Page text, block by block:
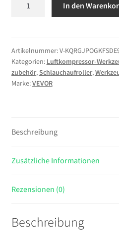
m
x
3/8
Zoll
20
Automatische
mit
Zuleitung,
In den
Artikelnummer:V-
Kategorien: Luftkompressor-
zubehör,Schlauchaufroller,
Marke:VEVOR
Beschreibung
Zusätzliche Informationen
Rezensionen (0)
Beschreibung